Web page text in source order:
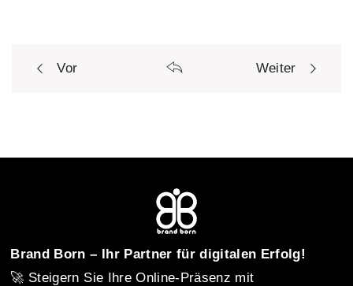
t
Vor Weiter
Brand Born – Ihr Partner für digitalen Erfolg!
🚀 Steigern Sie Ihre Online-Präsenz mit